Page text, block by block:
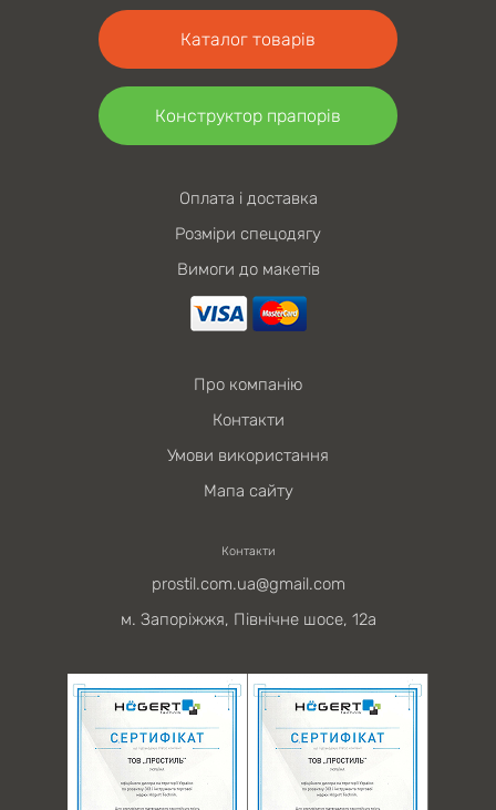
Каталог товарів
Конструктор прапорів
Оплата і доставка
Розміри спецодягу
Вимоги до макетів
Про компанію
Контакти
Умови використання
Мапа сайту
Контакти
prostil.com.ua@gmail.com
м. Запоріжжя, Північне шосе, 12а